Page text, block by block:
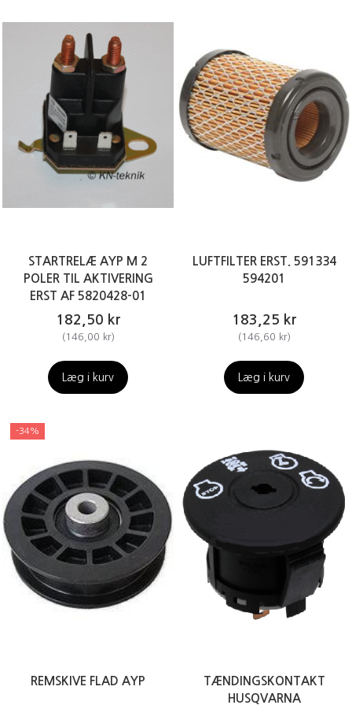
STARTRELÆ AYP M 2
POLER TIL AKTIVERING
ERST AF 5820428-01
182,50 kr
(146,00 kr)
Læg i kurv
LUFTFILTER ERST. 591334
594201
183,25 kr
(146,60 kr)
Læg i kurv
-34%
REMSKIVE FLAD AYP
TÆNDINGSKONTAKT
HUSQVARNA